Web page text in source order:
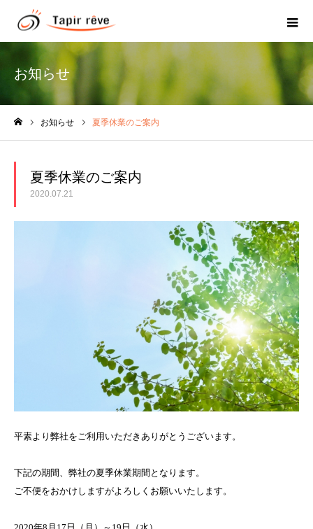
お知らせ
お知らせ 夏季休業のご案内
夏季休業のご案内
2020.07.21
平素より弊社をご利用いただきありがとうございます。
下記の期間、弊社の夏季休業期間となります。
ご不便をおかけしますがよろしくお願いいたします。